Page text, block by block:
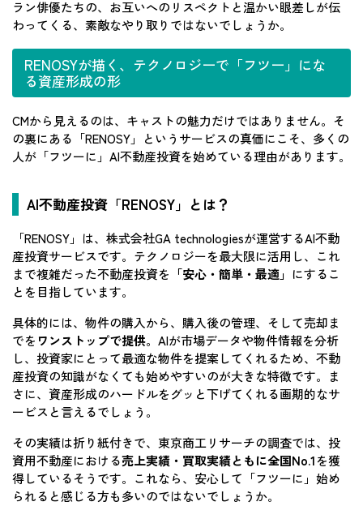
ラン俳優たちの、お互いへのリスペクトと温かい眼差しが伝
わってくる、素敵なやり取りではないでしょうか。
RENOSYが描く、テクノロジーで「フツー」にな
る資産形成の形
CMから見えるのは、キャストの魅力だけではありません。そ
の裏にある「RENOSY」というサービスの真価にこそ、多くの
人が「フツーに」AI不動産投資を始めている理由があります。
AI不動産投資「RENOSY」とは？
「RENOSY」は、株式会社GA technologiesが運営するAI不動
産投資サービスです。テクノロジーを最大限に活用し、これ
まで複雑だった不動産投資を 「安心・簡単・最適」 にするこ
とを目指しています。
具体的には、物件の購入から、購入後の管理、そして売却ま
でを ワンストップで提供。AIが市場データや物件情報を分析
し、投資家にとって最適な物件を提案してくれるため、不動
産投資の知識がなくても始めやすいのが大きな特徴です。ま
さに、資産形成のハードルをグッと下げてくれる画期的なサ
ービスと言えるでしょう。
その実績は折り紙付きで、東京商工リサーチの調査では、投
資用不動産における売上実績・買取実績ともに全国No.1を獲
得しているそうです。これなら、安心して「フツーに」始め
られると感じる方も多いのではないでしょうか。